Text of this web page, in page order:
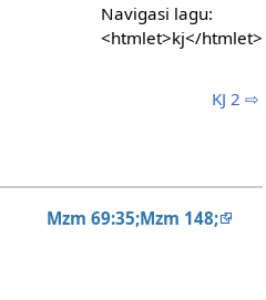
Navigasi lagu:
<htmlet>kj</htmlet>
KJ 2 ⇨
Mzm 69:35;Mzm 148;